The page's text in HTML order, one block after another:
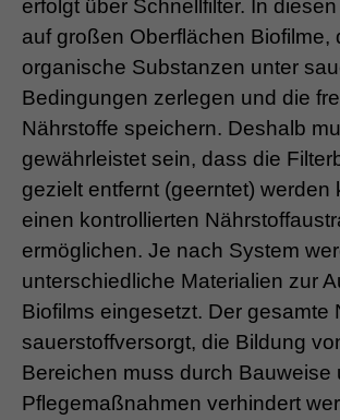
erfolgt über Schnellfilter. In
auf großen Oberflächen Biofilme,
organische Substanzen unter
Bedingungen zerlegen und die
Nährstoffe speichern. Deshalb
gewährleistet sein, dass die
gezielt entfernt (geerntet) werden
einen kontrollierten
ermöglichen. Je nach System
unterschiedliche Materialien zur
Biofilms eingesetzt. Der gesamte
sauerstoffversorgt, die Bildung
Bereichen muss durch Bauweise
Pflegemaßnahmen verhindert